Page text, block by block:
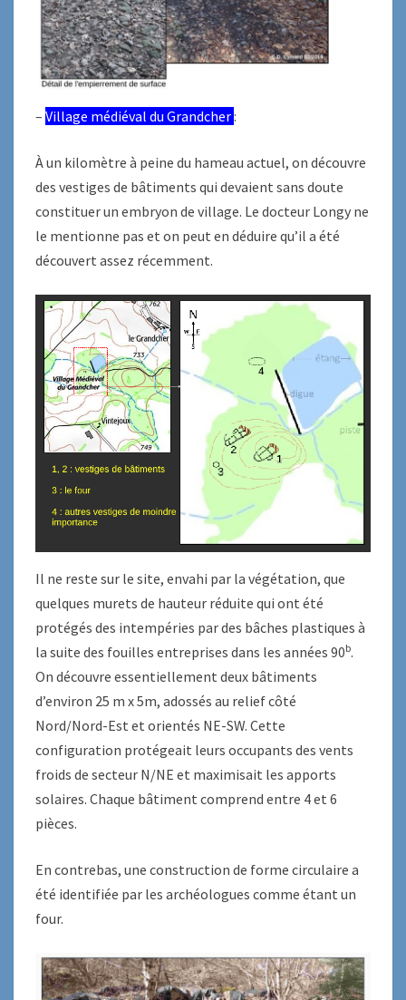
– Village médiéval du Grandcher:
À un kilomètre à peine du hameau actuel, on découvre
des vestiges de bâtiments qui devaient sans doute
constituer un embryon de village. Le docteur Longy ne
le mentionne pas et on peut en déduire qu’il a été
découvert assez récemment.
Il ne reste sur le site, envahi par la végétation, que
quelques murets de hauteur réduite qui ont été
protégés des intempéries par des bâches plastiques à
la suite des fouilles entreprises dans les années 90b.
On découvre essentiellement deux bâtiments
d’environ 25 m x 5m, adossés au relief côté
Nord/Nord-Est et orientés NE-SW. Cette
configuration protégeait leurs occupants des vents
froids de secteur N/NE et maximisait les apports
solaires. Chaque bâtiment comprend entre 4 et 6
pièces.
En contrebas, une construction de forme circulaire a
été identifiée par les archéologues comme étant un
four.